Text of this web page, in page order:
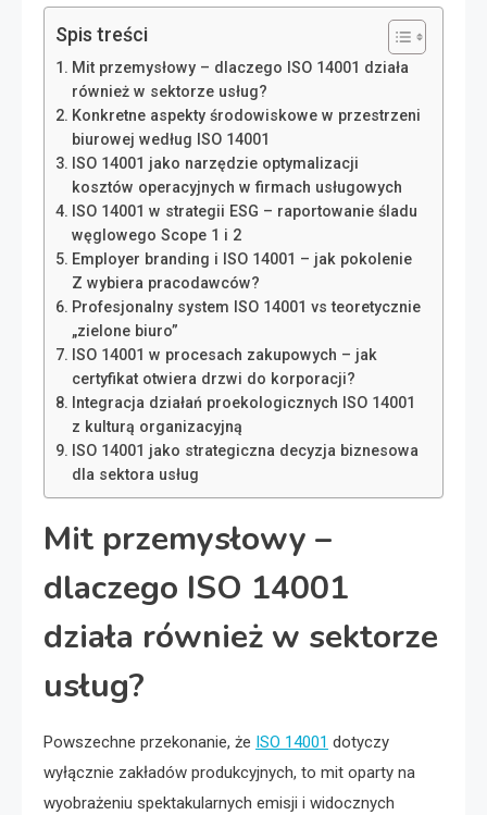
Spis treści
Mit przemysłowy – dlaczego ISO 14001 działa
również w sektorze usług?
Konkretne aspekty środowiskowe w przestrzeni
biurowej według ISO 14001
ISO 14001 jako narzędzie optymalizacji
kosztów operacyjnych w firmach usługowych
ISO 14001 w strategii ESG – raportowanie śladu
węglowego Scope 1 i 2
Employer branding i ISO 14001 – jak pokolenie
Z wybiera pracodawców?
Profesjonalny system ISO 14001 vs teoretycznie
„zielone biuro”
ISO 14001 w procesach zakupowych – jak
certyfikat otwiera drzwi do korporacji?
Integracja działań proekologicznych ISO 14001
z kulturą organizacyjną
ISO 14001 jako strategiczna decyzja biznesowa
dla sektora usług
Mit przemysłowy –
dlaczego ISO 14001
działa również w sektorze
usług?
Powszechne przekonanie, że ISO 14001 dotyczy
wyłącznie zakładów produkcyjnych, to mit oparty na
wyobrażeniu spektakularnych emisji i widocznych